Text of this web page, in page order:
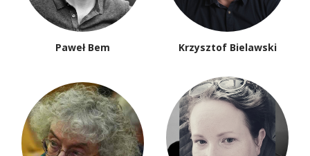
Paweł Bem Krzysztof Bielawski